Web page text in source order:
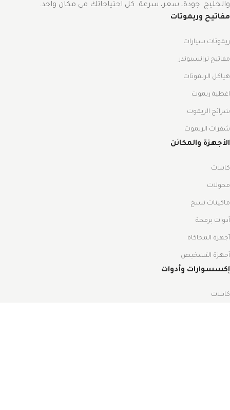
والخليج. جودة، سعر، سرعة. كل احتياجاتك في مكان واحد.
مفاتيح وريموتات
ريموتات سيارات
مفاتيح ترانسبوندر
هياكل الريموتات
اغطية ريموت
شرائح الريموت
شفرات الريموت
الأجهزة والمكائن
كابلات
محولات
ماكينات نسخ
أدوات برمجة
أجهزة المحاكاة
أجهزة التشخيص
إكسسوارات وأدوات
كابلات